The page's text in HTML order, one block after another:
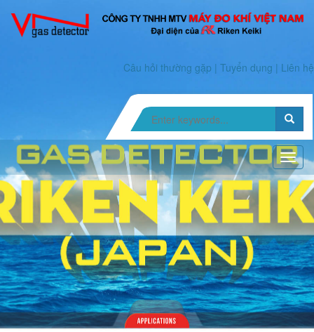
Câu hỏi thường gặp | Tuyển dụng | Liên hệ